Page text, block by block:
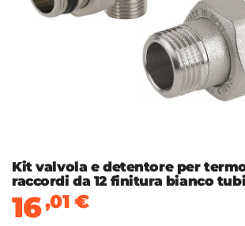
Kit valvola e detentore per
raccordi da 12 finitura bianco
16,01 €